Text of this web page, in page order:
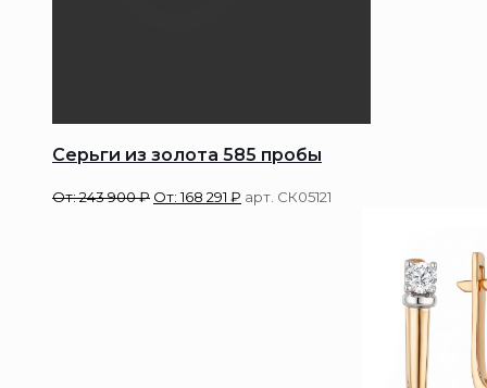
Серьги из золота 585 пробы
От:243 900₽ От:168 291 ₽ арт. СК05121